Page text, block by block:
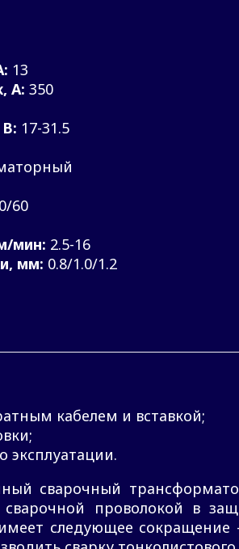
13
А: 350
17-31.5
60
мин: 2.5-16
мм: 0.8/1.0/1.2
кабелем и вставкой;
эксплуатации.
сварочный
сварочной проволокой в
следующее